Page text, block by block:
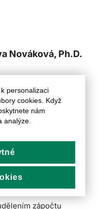
Nováková, Ph.D.
- Budova C,
v DSP. Student
práce, což
zápočtu
personalizaci
cookies. Když
nám
analýze.